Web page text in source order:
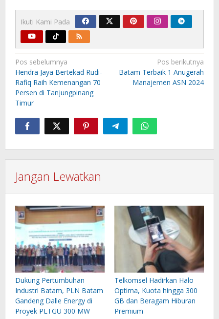
Ikuti Kami Pada
Navigasi
pos
Pos sebelumnya
Hendra Jaya Bertekad Rudi-
Rafiq Raih Kemenangan 70
Persen di Tanjungpinang
Timur
Pos berikutnya
Batam Terbaik 1 Anugerah
Manajemen ASN 2024
Jangan Lewatkan
Dukung Pertumbuhan
Industri Batam, PLN Batam
Gandeng Dalle Energy di
Proyek PLTGU 300 MW
Telkomsel Hadirkan Halo
Optima, Kuota hingga 300
GB dan Beragam Hiburan
Premium